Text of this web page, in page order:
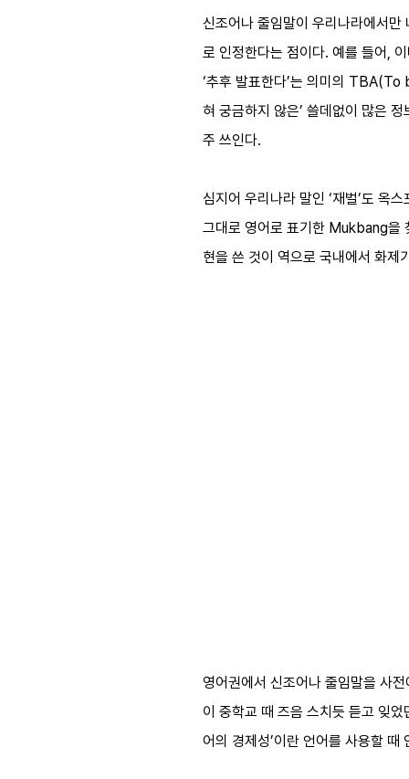
신조어나 줄임말이 우리나라에서
로 인정한다는 점이다. 예를 들어,
‘추후 발표한다’는 의미의
혀 궁금하지 않은’ 쓸데없이 많은
주 쓰인다.
심지어 우리나라 말인 ‘재벌’도 옥
그대로 영어로 표기한 Mukbang을
현을 쓴 것이 역으로 국내에서 화제
영어권에서 신조어나 줄임말을 사
이 중학교 때 즈음 스치듯 듣고 잊
어의 경제성’이란 언어를 사용할